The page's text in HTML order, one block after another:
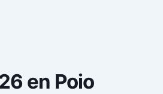
en Poio